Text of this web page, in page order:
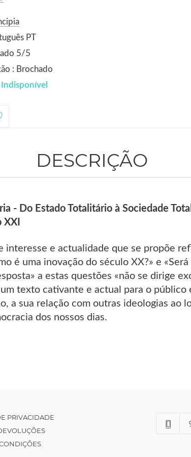
PT
5/5
: Brochado
Indisponível
DESCRIÇÃO
- Do Estado Totalitário à Sociedade
XXI
interesse e actualidade que se propõe
é uma inovação do século XX?» e
a estas questões «não se dirige
texto cativante e actual para o público
a sua relação com outras ideologias ao
dos nossos dias.
PRIVACIDADE